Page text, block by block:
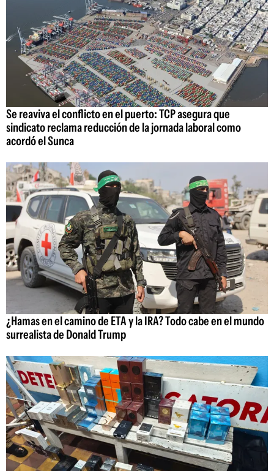
Se reaviva el conflicto en el puerto: TCP asegura que
sindicato reclama reducción de la jornada laboral como
acordó el Sunca
¿Hamas en el camino de ETA y la IRA? Todo cabe en el mundo
surrealista de Donald Trump